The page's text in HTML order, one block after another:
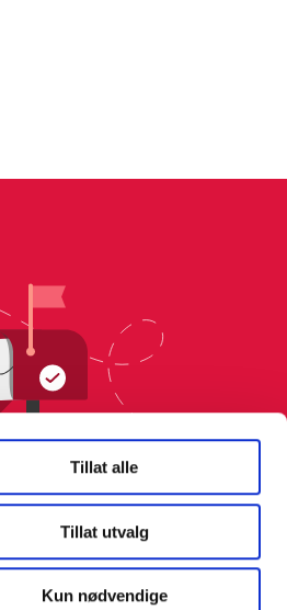
Tillat alle
Tillat utvalg
Kun nødvendige